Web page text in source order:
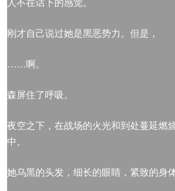
刚才自己说过她是黑恶势力。但是，
……啊。
森屏住了呼吸。
夜空之下，在战场的火光和到处蔓延燃
中。
她乌黑的头发，细长的眼睛，紧致的身